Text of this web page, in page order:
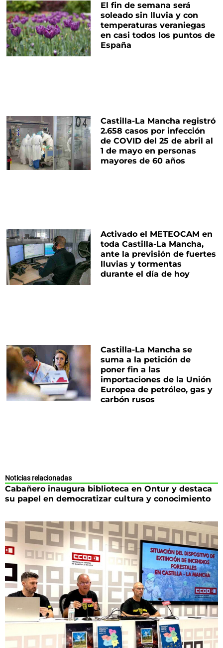
El fin de semana será
soleado sin lluvia y con
temperaturas veraniegas
en casi todos los puntos de
España
Castilla-La Mancha registró
2.658 casos por infección
de COVID del 25 de abril al
1 de mayo en personas
mayores de 60 años
Activado el METEOCAM en
toda Castilla-La Mancha,
ante la previsión de fuertes
lluvias y tormentas
durante el día de hoy
Castilla-La Mancha se
suma a la petición de
poner fin a las
importaciones de la Unión
Europea de petróleo, gas y
carbón rusos
Noticias relacionadas
Cabañero inaugura biblioteca en Ontur y destaca
su papel en democratizar cultura y conocimiento